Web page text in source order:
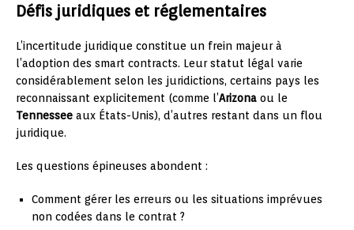
Défis juridiques et réglementaires
L’incertitude juridique constitue un frein majeur à
l’adoption des smart contracts. Leur statut légal varie
considérablement selon les juridictions, certains pays les
reconnaissant explicitement (comme l’Arizona ou le
Tennessee aux États-Unis), d’autres restant dans un flou
juridique.
Les questions épineuses abondent :
Comment gérer les erreurs ou les situations imprévues
non codées dans le contrat ?